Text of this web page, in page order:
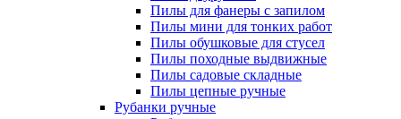
Пилы для фанеры с запилом
Пилы мини для тонких работ
Пилы обушковые для стусел
Пилы походные выдвижные
Пилы садовые складные
Пилы цепные ручные
Рубанки ручные